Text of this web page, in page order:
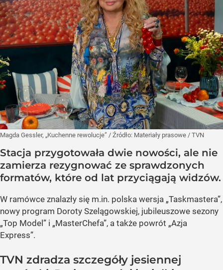
Magda Gessler, „Kuchenne rewolucje” / Źródło: Materiały prasowe / TVN
Stacja przygotowała dwie nowości, ale nie
zamierza rezygnować ze sprawdzonych
formatów, które od lat przyciągają widzów.
W ramówce znalazły się m.in. polska wersja „Taskmastera”,
nowy program Doroty Szelągowskiej, jubileuszowe sezony
„Top Model” i „MasterChefa”, a także powrót „Azja
Express”.
TVN zdradza szczegóły jesiennej